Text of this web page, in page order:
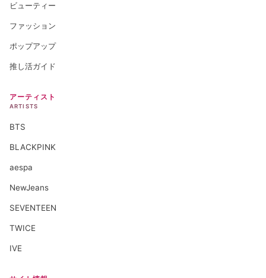
ビューティー
ファッション
ポップアップ
推し活ガイド
アーティスト
ARTISTS
BTS
BLACKPINK
aespa
NewJeans
SEVENTEEN
TWICE
IVE